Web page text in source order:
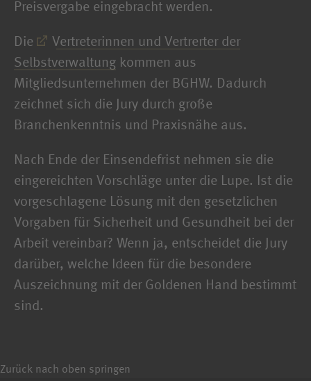
Preisvergabe eingebracht werden.
Die
Vertreterinnen und Vertrerter der
Selbstverwaltung kommen aus
Mitgliedsunternehmen der BGHW. Dadurch
zeichnet sich die Jury durch große
Branchenkenntnis und Praxisnähe aus.
Nach Ende der Einsendefrist nehmen sie die
eingereichten Vorschläge unter die Lupe. Ist die
vorgeschlagene Lösung mit den gesetzlichen
Vorgaben für Sicherheit und Gesundheit bei der
Arbeit vereinbar? Wenn ja, entscheidet die Jury
darüber, welche Ideen für die besondere
Auszeichnung mit der Goldenen Hand bestimmt
sind.
Zurück nach oben springen